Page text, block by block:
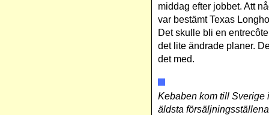
middag efter jobbet. Att
var bestämt Texas
Det skulle bli en
det lite ändrade planer.
det med.
Kebaben kom till Sverige
äldsta